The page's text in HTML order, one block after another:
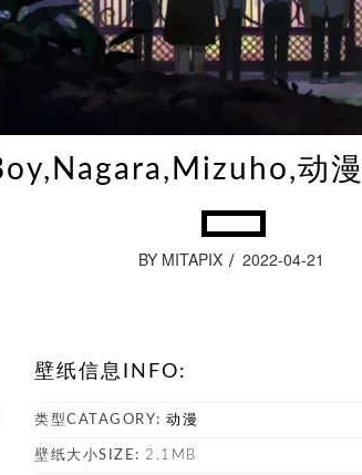
动
BY MITAPIX 2022-04-21
壁纸信息INFO:
类型CATAGORY: 动漫
壁纸大小SIZE: 2.1MB